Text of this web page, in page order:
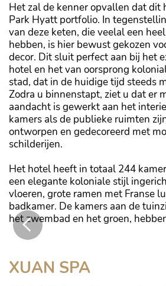
Het zal de kenner opvallen dat dit
Park Hyatt portfolio. In
van deze keten, die veelal een
hebben, is hier bewust gekozen
decor. Dit sluit perfect aan bij het
hotel en het van oorsprong
stad, dat in de huidige tijd steeds
Zodra u binnenstapt, ziet u dat er
aandacht is gewerkt aan het
kamers als de publieke ruimten
ontworpen en gedecoreerd met
schilderijen.
Het hotel heeft in totaal 244
een elegante koloniale stijl
vloeren, grote ramen met Franse
badkamer. De kamers aan de
het zwembad en het groen,
Ook de badkamers zijn helemaal in stijl
XUAN SPA